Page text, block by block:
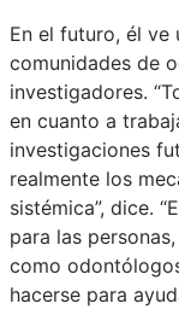
En el futuro, él ve
comunidades de
investigadores.
en cuanto a
investigaciones
realmente los
sistémica”, dice.
para las
como
hacerse para